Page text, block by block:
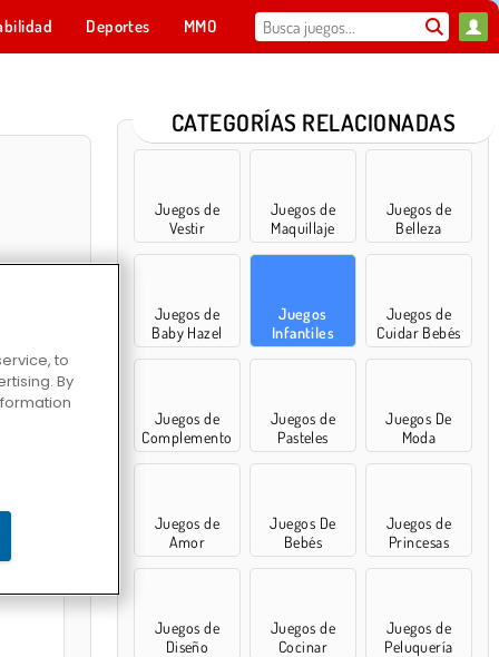
Deportes MMO
números
CATEGORÍAS RELACIONADAS
Juegos de
Vestir
Juegos de
Maquillaje
Juegos de
Belleza
Juegos de
Baby Hazel
Juegos
Infantiles
Juegos de
Cuidar Bebés
Juegos de
Complemento
s
Juegos de
Pasteles
Juegos De
Moda
Juegos de
Amor
Juegos De
Bebés
Juegos de
Princesas
Juegos de
Diseño
Juegos de
Cocinar
Juegos de
Peluquería
to
By